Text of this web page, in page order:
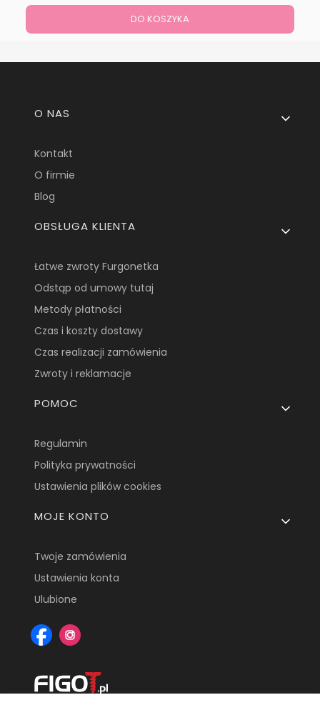
DO KOSZYKA
Linki w stopce
O NAS
Kontakt
O firmie
Blog
OBSŁUGA KLIENTA
Łatwe zwroty Furgonetka
Odstąp od umowy tutaj
Metody płatności
Czas i koszty dostawy
Czas realizacji zamówienia
Zwroty i reklamacje
POMOC
Regulamin
Polityka prywatności
Ustawienia plików cookies
MOJE KONTO
Twoje zamówienia
Ustawienia konta
Ulubione